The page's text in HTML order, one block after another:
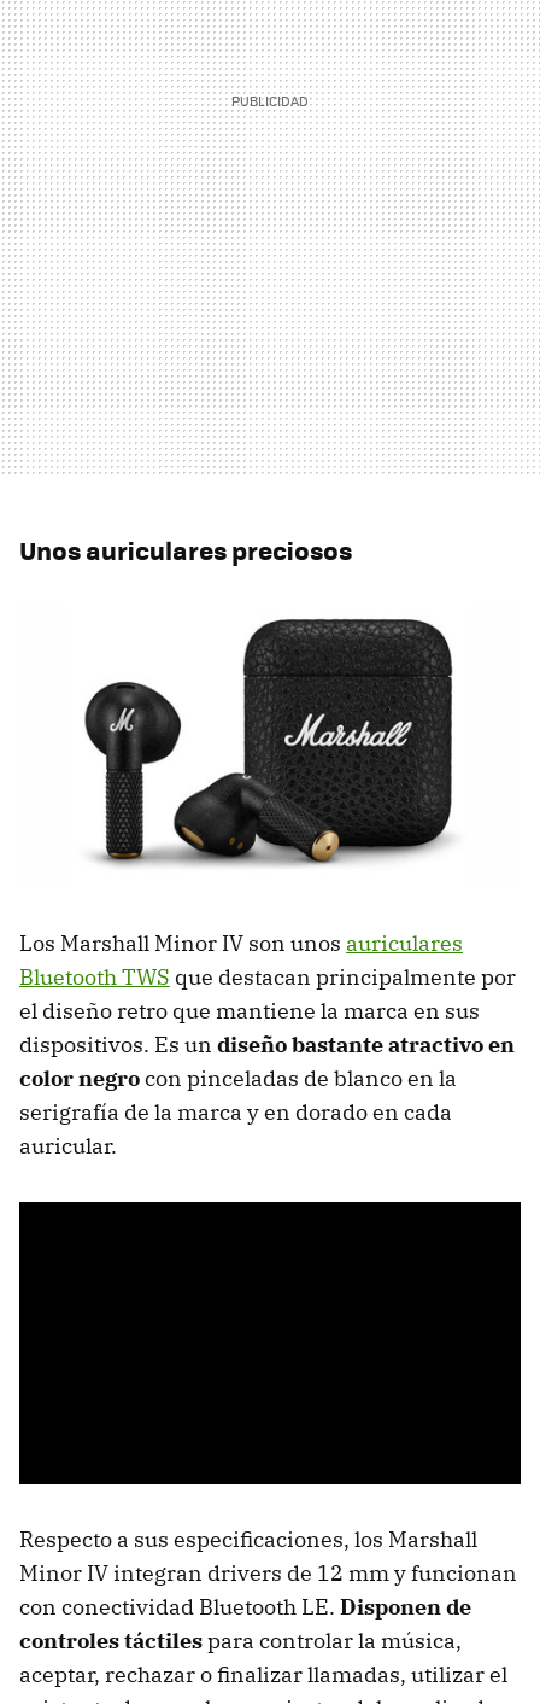
Unos auriculares preciosos
Los Marshall Minor IV son unos auriculares
Bluetooth TWS que destacan principalmente por
el diseño retro que mantiene la marca en sus
dispositivos. Es un diseño bastante atractivo en
color negrocon pinceladas de blanco en la
serigrafía de la marca y en dorado en cada
auricular.
Respecto a sus especificaciones, los Marshall
Minor IV integran drivers de 12 mm y funcionan
con conectividad Bluetooth LE. Disponen de
controles táctilespara controlar la música,
aceptar, rechazar o finalizar llamadas, utilizar el